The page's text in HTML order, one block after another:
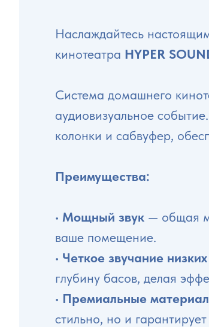
Наслаждайтесь
кинотеатра HYPER
Система домашнего
аудиовизуальное
колонки и сабвуфер,
Преимущества:
• Мощный звук — общая
ваше помещение.
• Четкое звучание
глубину басов, делая
• Премиальные
стильно, но и